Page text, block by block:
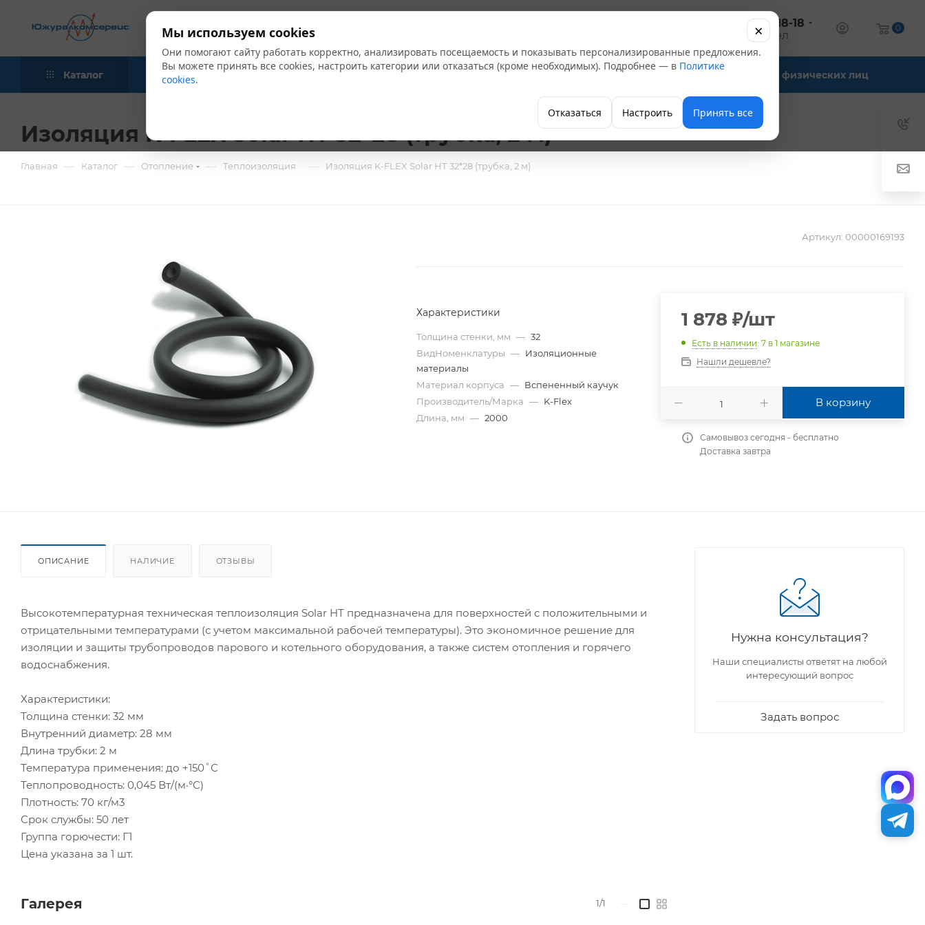
+7 (347) 246-18-18
оптовый отдел
0
Каталог Акции Бренды Компания Офис-склады Для физических лиц
Изоляция K-FLEX Solar НТ 32*28 (трубка, 2 м)
Главная — Каталог — Отопление — Теплоизоляция — Изоляция K-FLEX Solar НТ 32*28 (трубка, 2 м)
Артикул: 00000169193
Характеристики
Толщина стенки, мм — 32
ВидНоменклатуры — Изоляционные
материалы
Материал корпуса — Вспененный каучук
Производитель/Марка — K-Flex
Длина, мм — 2000
1 878₽/шт
Есть в наличии: 7 в 1 магазине
Нашли дешевле?
В корзину
Самовывоз сегодня - бесплатно
Доставка завтра
ОПИСАНИЕ НАЛИЧИЕ ОТЗЫВЫ
Высокотемпературная техническая теплоизоляция Solar HT предназначена для поверхностей с положительными и
отрицательными температурами (с учетом максимальной рабочей температуры). Это экономичное решение для
изоляции и защиты трубопроводов парового и котельного оборудования, а также систем отопления и горячего
водоснабжения.
Характеристики:
Толщина стенки: 32 мм
Внутренний диаметр: 28 мм
Длина трубки: 2 м
Температура применения: до +150˚С
Теплопроводность: 0,045 Вт/(м·°C)
Плотность: 70 кг/м3
Срок службы: 50 лет
Группа горючести: Г1
Цена указана за 1 шт.
Галерея 1/1
Нужна консультация?
Наши специалисты ответят на любой
интересующий вопрос
Задать вопрос
Мы используем cookies
Они помогают сайту работать корректно, анализировать посещаемость и показывать персонализированные предложения.
Вы можете принять все cookies, настроить категории или отказаться (кроме необходимых). Подробнее — в Политике
cookies.
Отказаться Настроить Принять все
×